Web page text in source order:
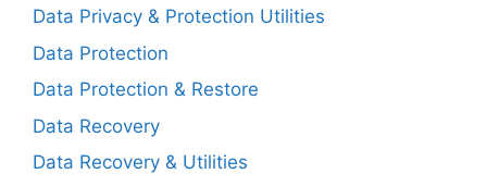
Data Privacy & Protection Utilities
Data Protection
Data Protection & Restore
Data Recovery
Data Recovery & Utilities